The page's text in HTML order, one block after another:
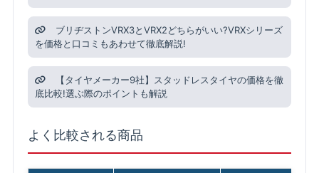
ブリヂストンVRX3とVRX2どちらがいい?VRXシリーズ
を価格と口コミもあわせて徹底解説!
【タイヤメーカー9社】スタッドレスタイヤの価格を徹
底比較!選ぶ際のポイントも解説
よく比較される商品